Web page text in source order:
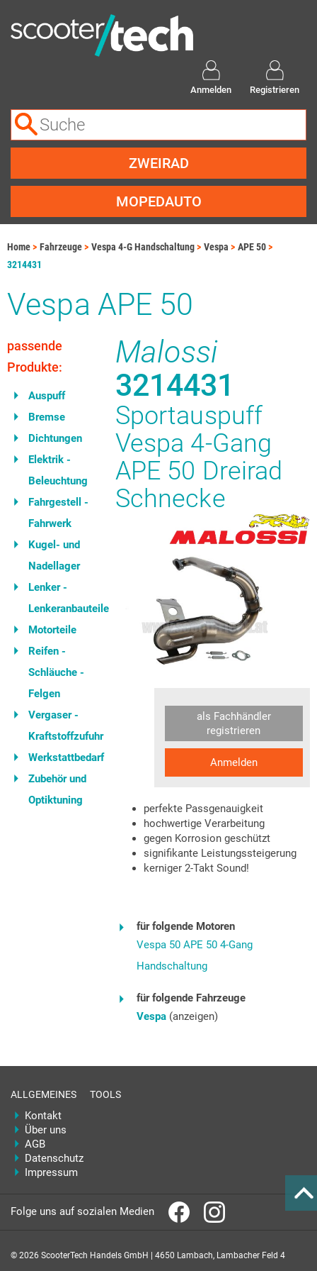
Anmelden Registrieren
ZWEIRAD
MOPEDAUTO
Home Fahrzeuge Vespa 4-G Handschaltung Vespa
APE 50
3214431
Vespa APE 50
passende
Produkte:
Auspuff
Bremse
Dichtungen
Elektrik -
Beleuchtung
Fahrgestell -
Fahrwerk
Kugel- und
Nadellager
Lenker -
Lenkeranbauteile
Motorteile
Reifen -
Schläuche -
Felgen
Vergaser -
Kraftstoffzufuhr
Werkstattbedarf
Zubehör und
Optiktuning
Malossi
3214431
Sportauspuff
Vespa 4-Gang
APE 50 Dreirad
Schnecke
als Fachhändler
registrieren
Anmelden
perfekte Passgenauigkeit
hochwertige Verarbeitung
gegen Korrosion geschützt
signifikante Leistungssteigerung
kerniger 2-Takt Sound!
für folgende Motoren
Vespa 50 APE 50 4-Gang
Handschaltung
für folgende Fahrzeuge
Vespa(anzeigen)
ALLGEMEINES
Kontakt
Über uns
AGB
Datenschutz
Impressum
TOOLS
Folge uns auf sozialen Medien
© 2026 ScooterTech Handels GmbH | 4650 Lambach, Lambacher Feld 4